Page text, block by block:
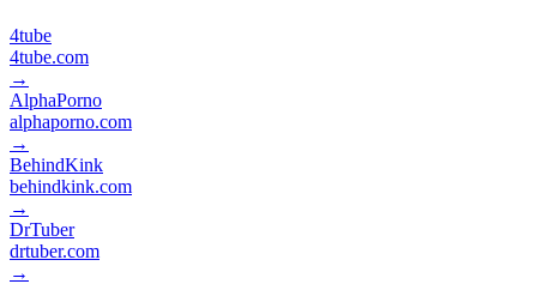
4tube
4tube.com
→
AlphaPorno
alphaporno.com
→
BehindKink
behindkink.com
→
DrTuber
drtuber.com
→